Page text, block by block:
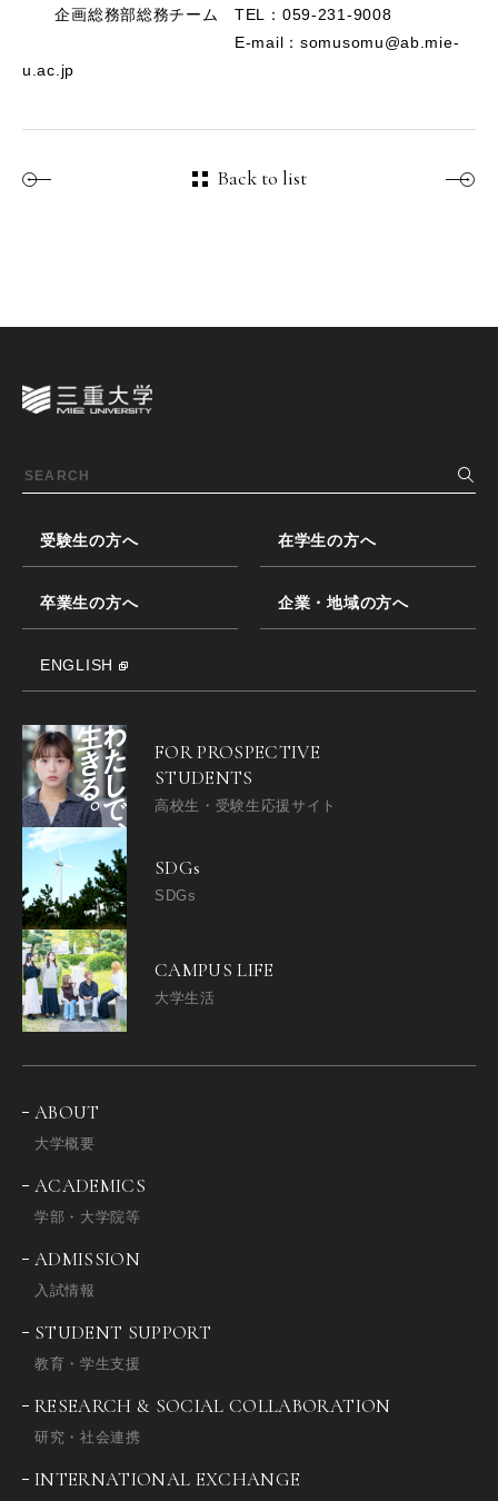
企画総務部総務チーム TEL：059-231-9008
E-mail：somusomu@ab.mie-
u.ac.jp
Back to list
受験生の方へ 在学生の方へ
卒業生の方へ 企業・地域の方へ
ENGLISH
FOR PROSPECTIVE
STUDENTS
高校生・受験生応援サイト
SDGs
SDGs
CAMPUS LIFE
大学生活
ABOUT
大学概要
ACADEMICS
学部・大学院等
ADMISSION
入試情報
STUDENT SUPPORT
教育・学生支援
RESEARCH & SOCIAL COLLABORATION
研究・社会連携
INTERNATIONAL EXCHANGE